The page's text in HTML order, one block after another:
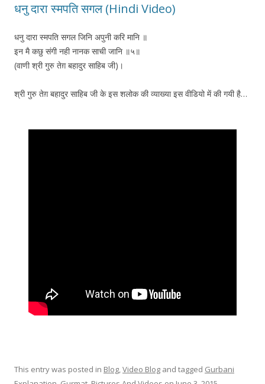
धनु दारा स्मपति सगल (Hindi Video)
धनु दारा स्मपति सगल जिनि अपुनी करि मानि ॥
इन मै कछु संगी नही नानक साची जानि ॥५॥
(वाणी श्री गुरु तेग़ बहादुर साहिब जी)।
श्री गुरु तेग़ बहादुर साहिब जी के इस शलोक की व्याख्या इस वीडियो में की गयी है…
This entry was posted in Blog,Video Blog and tagged Gurbani